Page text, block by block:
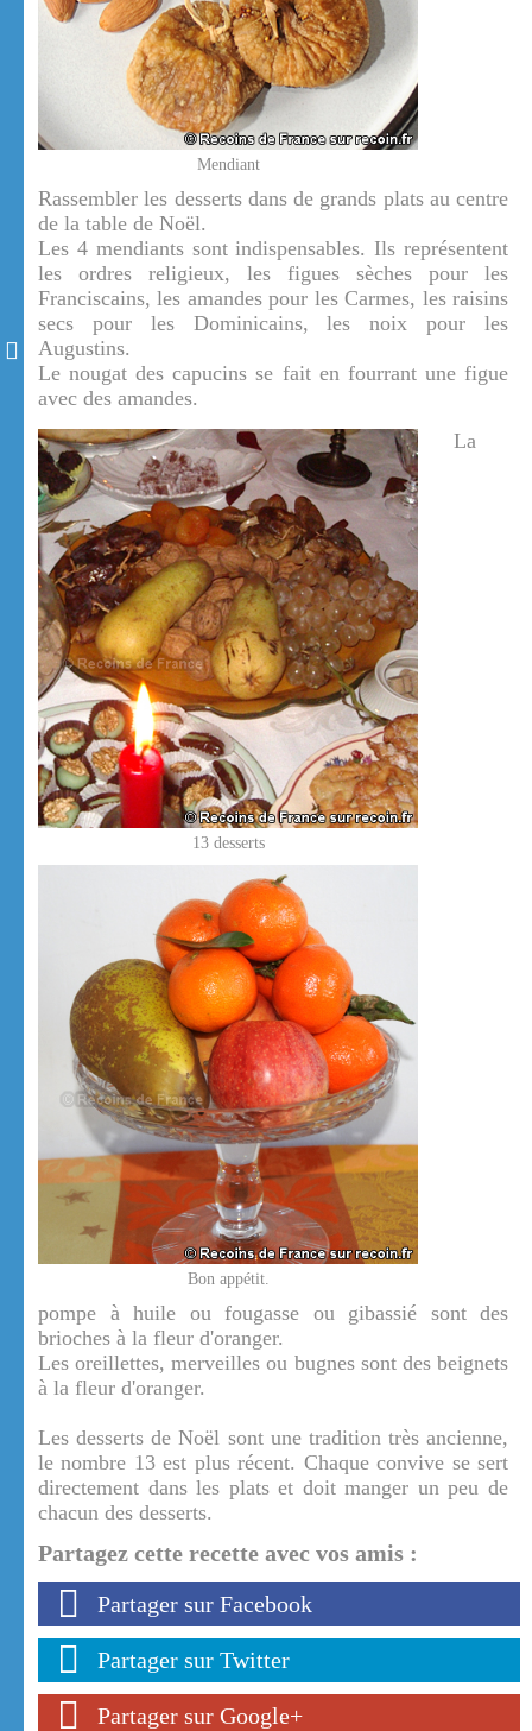
Mendiant
Rassembler les desserts dans de grands plats au centre
de la table de Noël.
Les 4 mendiants sont indispensables. Ils représentent
les ordres religieux, les figues sèches pour les
Franciscains, les amandes pour les Carmes, les raisins
secs pour les Dominicains, les noix pour les
Augustins.
Le nougat des capucins se fait en fourrant une figue
avec des amandes.
13 desserts
Bon appétit.
La
pompe à huile ou fougasse ou gibassié sont des
brioches à la fleur d'oranger.
Les oreillettes, merveilles ou bugnes sont des beignets
à la fleur d'oranger.
Les desserts de Noël sont une tradition très ancienne,
le nombre 13 est plus récent. Chaque convive se sert
directement dans les plats et doit manger un peu de
chacun des desserts.
Partagez cette recette avec vos amis :
Partager sur Facebook
Partager sur Twitter
Partager sur Google+